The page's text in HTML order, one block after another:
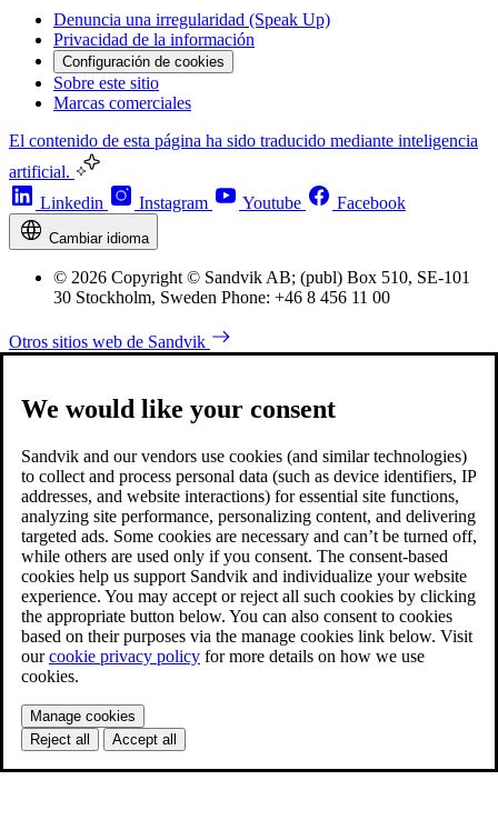
Denuncia una irregularidad (Speak Up)
Privacidad de la información
Configuración de cookies
Sobre este sitio
Marcas comerciales
El contenido de esta página ha sido traducido mediante inteligencia
artificial.
Linkedin
Instagram Youtube Facebook
Cambiar idioma
© 2026 Copyright © Sandvik AB; (publ) Box 510, SE-101
30 Stockholm, Sweden Phone: +46 8 456 11 00
Otros sitios web de Sandvik
We would like your consent
Sandvik and our vendors use cookies (and similar technologies)
to collect and process personal data (such as device identifiers, IP
addresses, and website interactions) for essential site functions,
analyzing site performance, personalizing content, and delivering
targeted ads. Some cookies are necessary and can’t be turned off,
while others are used only if you consent. The consent-based
cookies help us support Sandvik and individualize your website
experience. You may accept or reject all such cookies by clicking
the appropriate button below. You can also consent to cookies
based on their purposes via the manage cookies link below. Visit
ourcookie privacy policy for more details on how we use
cookies.
Manage cookies
Reject all
Accept all